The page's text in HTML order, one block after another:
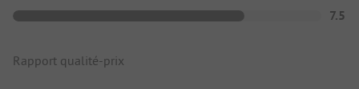
7.5
Rapport qualité-prix